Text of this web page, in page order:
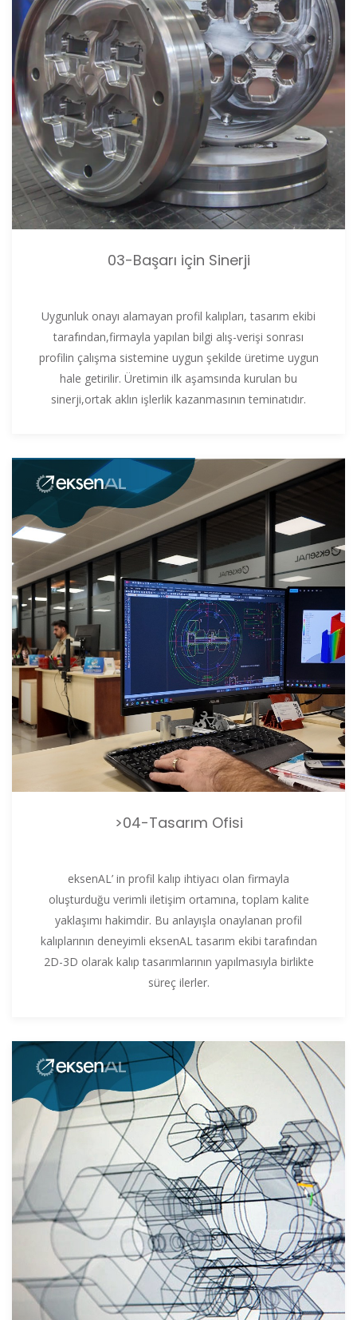
03-Başarı için Sinerji
Uygunluk onayı alamayan profil kalıpları, tasarım ekibi
tarafından,firmayla yapılan bilgi alış-verişi sonrası
profilin çalışma sistemine uygun şekilde üretime uygun
hale getirilir. Üretimin ilk aşamsında kurulan bu
sinerji,ortak aklın işlerlik kazanmasının teminatıdır.
>04-Tasarım Ofisi
eksenAL’ in profil kalıp ihtiyacı olan firmayla
oluşturduğu verimli iletişim ortamına, toplam kalite
yaklaşımı hakimdir. Bu anlayışla onaylanan profil
kalıplarının deneyimli eksenAL tasarım ekibi tarafından
2D-3D olarak kalıp tasarımlarının yapılmasıyla birlikte
süreç ilerler.